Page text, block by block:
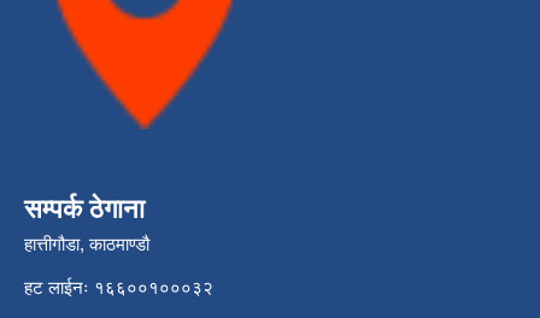
सम्पर्क ठेगाना
हात्तीगौडा, काठमाण्डौ
हट लाईनः १६६००१०००३२